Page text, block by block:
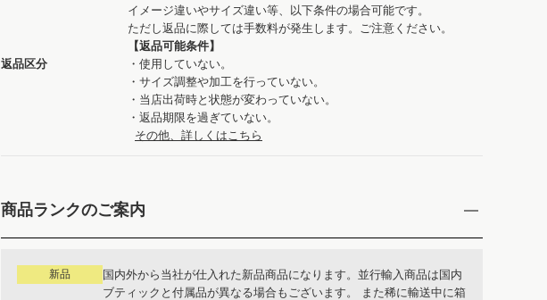
返品区分
イメージ違いやサイズ違い等、以下条件の場合可能です。
ただし返品に際しては手数料が発生します。ご注意ください。
【返品可能条件】
・使用していない。
・サイズ調整や加工を行っていない。
・当店出荷時と状態が変わっていない。
・返品期限を過ぎていない。
その他、詳しくはこちら
商品ランクのご案内
新品
国内外から当社が仕入れた新品商品になります。並行輸入商品は国内
ブティックと付属品が異なる場合もございます。 また稀に輸送中に箱